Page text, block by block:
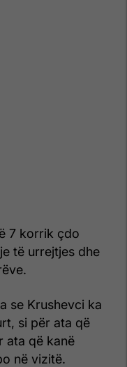
7 korrik çdo
të urrejtjes dhe
se Krushevci ka
si për ata që
ata që kanë
në vizitë.